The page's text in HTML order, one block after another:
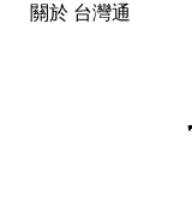
關於 台灣通